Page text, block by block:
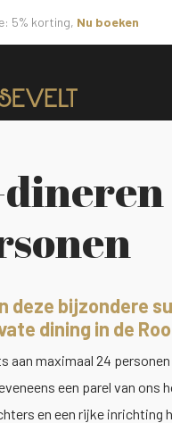
5% korting, Nu boeken
deze bijzondere
dining in de
aan maximaal 24
een parel van ons
en een rijke inrichting